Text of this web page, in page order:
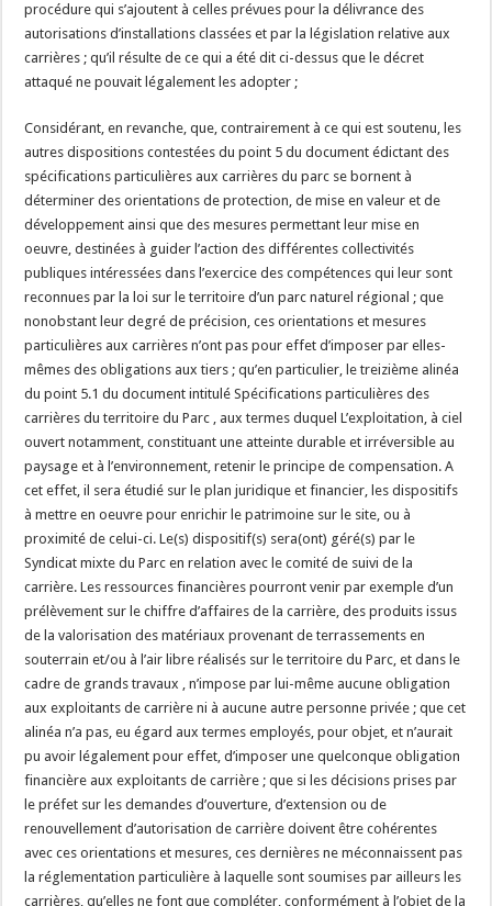
procédure qui s’ajoutent à celles prévues pour la délivrance des
autorisations d’installations classées et par la législation relative aux
carrières ; qu’il résulte de ce qui a été dit ci-dessus que le décret
attaqué ne pouvait légalement les adopter ;
Considérant, en revanche, que, contrairement à ce qui est soutenu, les
autres dispositions contestées du point 5 du document édictant des
spécifications particulières aux carrières du parc se bornent à
déterminer des orientations de protection, de mise en valeur et de
développement ainsi que des mesures permettant leur mise en
oeuvre, destinées à guider l’action des différentes collectivités
publiques intéressées dans l’exercice des compétences qui leur sont
reconnues par la loi sur le territoire d’un parc naturel régional ; que
nonobstant leur degré de précision, ces orientations et mesures
particulières aux carrières n’ont pas pour effet d’imposer par elles-
mêmes des obligations aux tiers ; qu’en particulier, le treizième alinéa
du point 5.1 du document intitulé Spécifications particulières des
carrières du territoire du Parc , aux termes duquel L’exploitation, à ciel
ouvert notamment, constituant une atteinte durable et irréversible au
paysage et à l’environnement, retenir le principe de compensation. A
cet effet, il sera étudié sur le plan juridique et financier, les dispositifs
à mettre en oeuvre pour enrichir le patrimoine sur le site, ou à
proximité de celui-ci. Le(s) dispositif(s) sera(ont) géré(s) par le
Syndicat mixte du Parc en relation avec le comité de suivi de la
carrière. Les ressources financières pourront venir par exemple d’un
prélèvement sur le chiffre d’affaires de la carrière, des produits issus
de la valorisation des matériaux provenant de terrassements en
souterrain et/ou à l’air libre réalisés sur le territoire du Parc, et dans le
cadre de grands travaux , n’impose par lui-même aucune obligation
aux exploitants de carrière ni à aucune autre personne privée ; que cet
alinéa n’a pas, eu égard aux termes employés, pour objet, et n’aurait
pu avoir légalement pour effet, d’imposer une quelconque obligation
financière aux exploitants de carrière ; que si les décisions prises par
le préfet sur les demandes d’ouverture, d’extension ou de
renouvellement d’autorisation de carrière doivent être cohérentes
avec ces orientations et mesures, ces dernières ne méconnaissent pas
la réglementation particulière à laquelle sont soumises par ailleurs les
carrières, qu’elles ne font que compléter, conformément à l’objet de la